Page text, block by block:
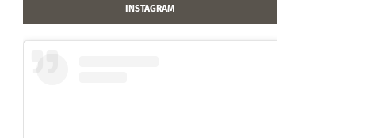
INSTAGRAM